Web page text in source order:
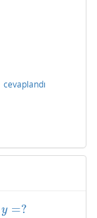
cevaplandı
y =?
?